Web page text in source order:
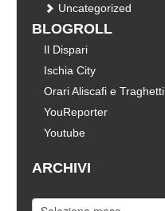
Uncategorized
BLOGROLL
Il Dispari
Ischia City
Orari Aliscafi e Traghetti
YouReporter
Youtube
ARCHIVI